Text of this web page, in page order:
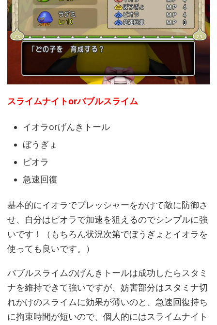
スライムナイトorバブルスライム
イオラorげんきトール
ぼうぎょ
ピオラ
急速回復
基本的にイオラでプレッシャーをかけて敵に防御さ
せ、自分はピオラで加速を狙えるのでシンプルに強
いです！（もちろん状況次第でぼうぎょとイオラを
使っても良いです。）
バブルスライムのげんきトールは成功したらスタミ
ナを維持できて強いですが、妨害部分はスタミナ切
れかけのスライムに効果が薄いのと、急速回復持ち
に拘束時間が短いので、個人的にはスライムナイト